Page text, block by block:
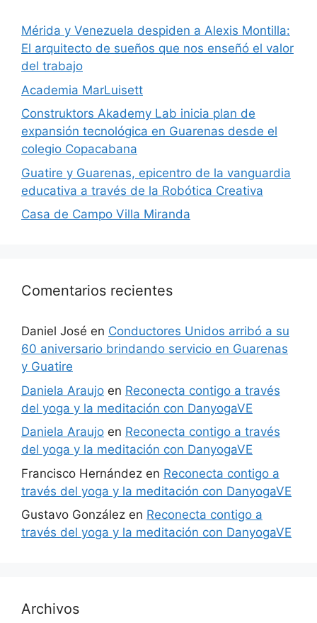
​Mérida y Venezuela despiden a Alexis Montilla:
El arquitecto de sueños que nos enseñó el valor
del trabajo
Academia MarLuisett
Construktors Akademy Lab inicia plan de
expansión tecnológica en Guarenas desde el
colegio Copacabana
Guatire y Guarenas, epicentro de la vanguardia
educativa a través de la Robótica Creativa
Casa de Campo Villa Miranda
Comentarios recientes
Daniel José en Conductores Unidos arribó a su
60 aniversario brindando servicio en Guarenas
y Guatire
Daniela Araujo en Reconecta contigo a través
del yoga y la meditación con DanyogaVE
Daniela Araujo en Reconecta contigo a través
del yoga y la meditación con DanyogaVE
Francisco Hernández en Reconecta contigo a
través del yoga y la meditación con DanyogaVE
Gustavo González en Reconecta contigo a
través del yoga y la meditación con DanyogaVE
Archivos